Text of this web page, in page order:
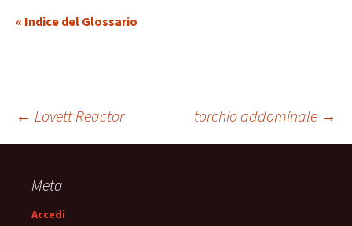
« Indice del Glossario
Navigazione
articolo
← Lovett Reactor torchio addominale →
Meta
Accedi